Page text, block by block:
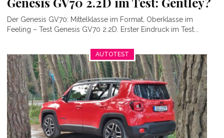
Der Genesis GV70: Mittelklasse im Format, Oberklasse im
Feeling – Test Genesis GV70 2.2D. Erster Eindruck im Test...
AUTOTEST